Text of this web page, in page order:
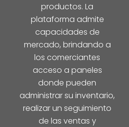
productos. La
plataforma admite
capacidades de
mercado, brindando a
los comerciantes
acceso a paneles
donde pueden
administrar su inventario,
realizar un seguimiento
de las ventas y